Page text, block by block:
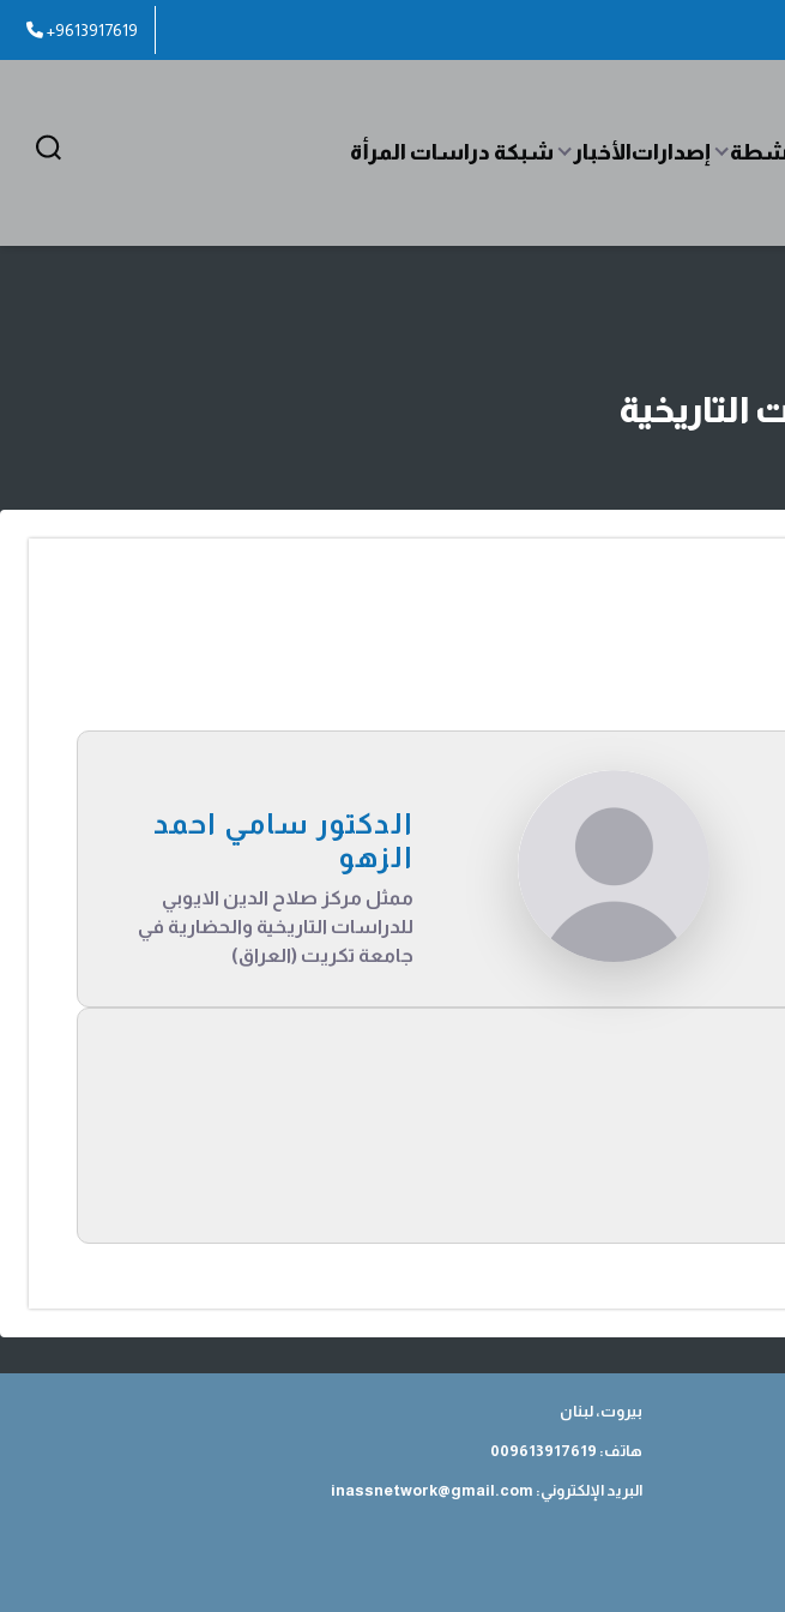
+9613917619
إصداراتالأخبار شبكة دراسات المرأة
التاريخية
الدكتور سامي احمد
الزهو
ممثل مركز صلاح الدين الايوبي
للدراسات التاريخية والحضارية في
جامعة تكريت (العراق)
بيروت، لبنان
هاتف: 009613917619
البريد الإلكتروني: inassnetwork@gmail.com